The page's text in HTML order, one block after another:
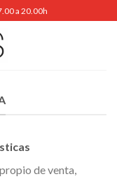
a 20.00h
de venta,